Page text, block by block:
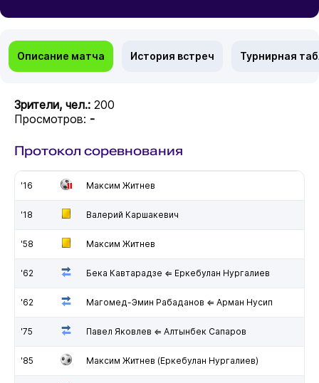
Описание матча История встреч Турнирная
Зрители, чел.: 200
Просмотров: -
Протокол соревнования
'16 Максим Житнев
'18 Валерий Каршакевич
'58 Максим Житнев
'62 Бека Кавтарадзе ⇐ Еркебулан Нургалиев
'62 Магомед-Эмин Рабаданов ⇐ Арман Нусип
'75 Павел Яковлев ⇐ Алтынбек Сапаров
'85 Максим Житнев (Еркебулан Нургалиев)